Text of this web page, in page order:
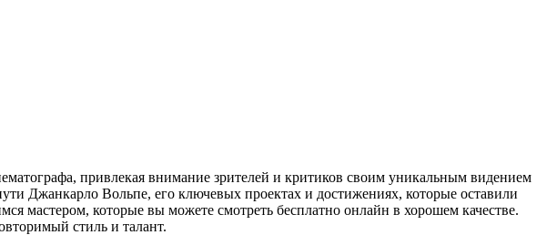
привлекая внимание зрителей и критиков своим уникальным видением
Джанкарло Вольпе, его ключевых проектах и достижениях, которые оставили
мастером, которые вы можете смотреть бесплатно онлайн в хорошем качестве.
стиль и талант.